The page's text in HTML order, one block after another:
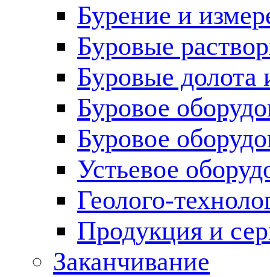
Бурение и
Буровые
Буровые долота
Буровое
Буровое
Устьевое
Геолого-
Продукция и
Заканчивание